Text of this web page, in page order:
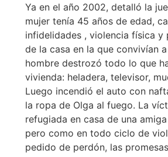
Ya en el año 2002, detalló la
mujer tenía 45 años de edad,
infidelidades , violencia física y
de la casa en la que convivían
hombre destrozó todo lo que
vivienda: heladera, televisor,
Luego incendió el auto con
la ropa de Olga al fuego. La
refugiada en casa de una
pero como en todo ciclo de
pedido de perdón, las